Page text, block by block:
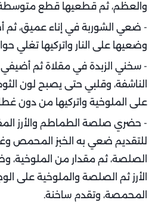
والعظم، ثم قطعيها قطع متوسطة
- ضعي الشوربة في إناء عميق، ثم
وضعيها على النار واتركيها تغلي حوالي ٣ إلى ٥
- سخني الزبدة في مقلاة ثم أضيفي
الناشفة، وقلبي حتى يصبح لون
على الملوخية واتركيها من دون
- حضري صلصة الطماطم والأرز
للتقديم ضعي به الخبز المحمص
الصلصة، ثم مقدار من الملوخية،
الأرز ثم الصلصة والملوخية على
المحمصة، وتقدم ساخنة.